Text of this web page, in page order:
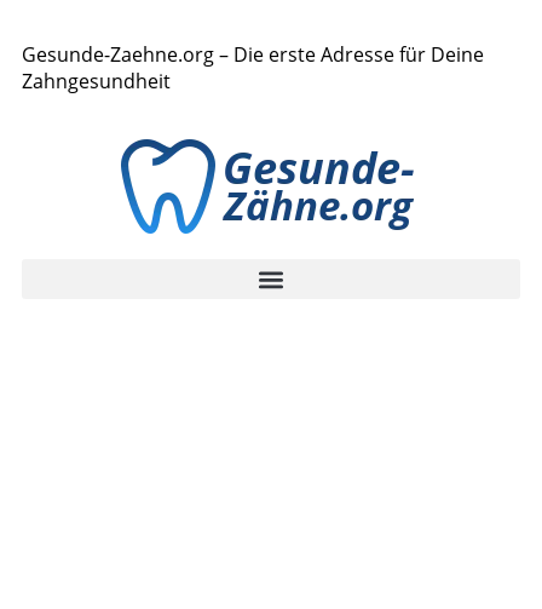
Gesunde-Zaehne.org – Die erste Adresse für Deine
Zahngesundheit